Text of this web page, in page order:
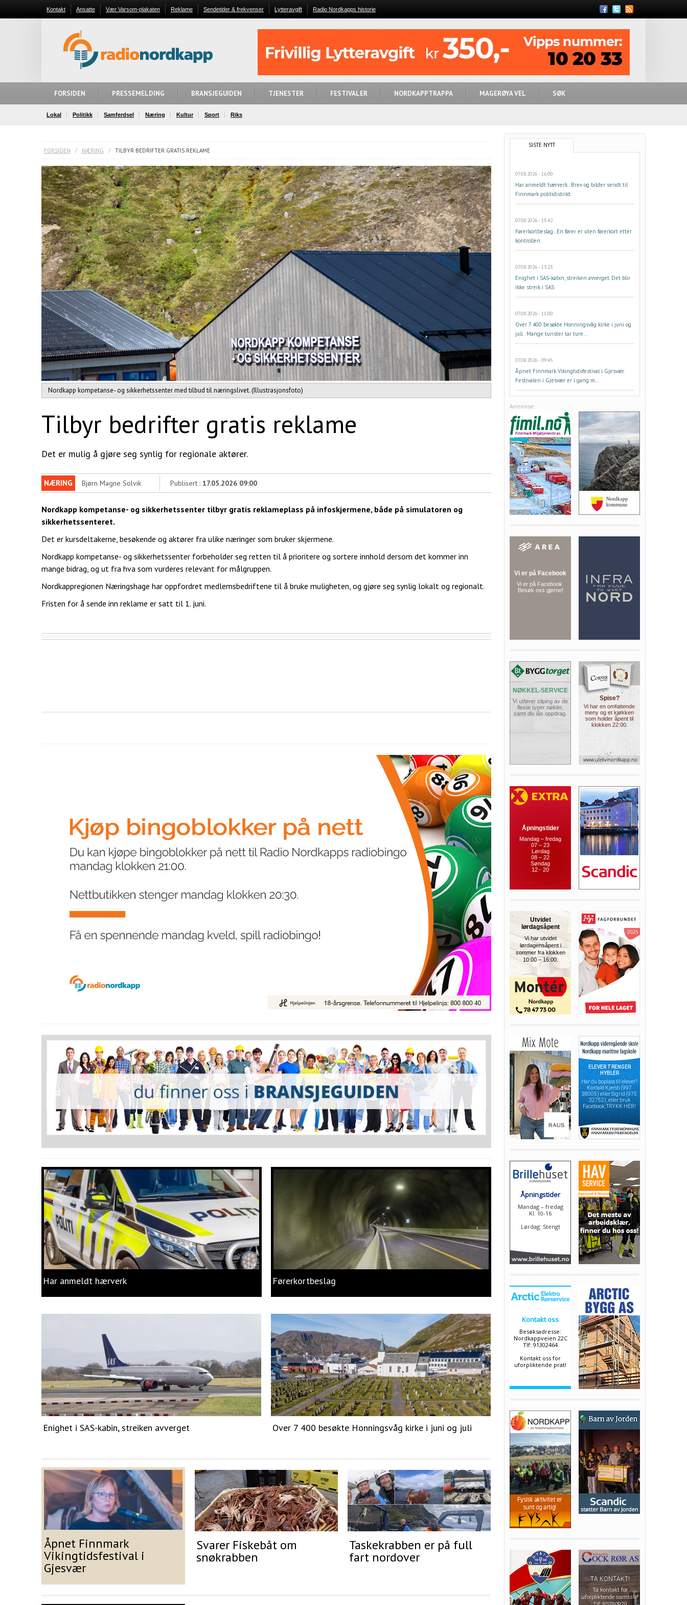
Kontakt Ansatte Vær Varsom-plakaten Reklame Sendetider & frekvenser Lytteravgift
Radio Nordkapps historie
Feed
FORSIDEN PRESSEMELDING BRANSJEGUIDEN TJENESTER FESTIVALER NORDKAPPTRAPPA MAGERØYA VEL SØK
Lokal Politikk Samferdsel Næring Kultur Sport Riks
FORSIDEN / NÆRING / TILBYR BEDRIFTER GRATIS REKLAME
Nordkapp kompetanse- og sikkerhetssenter med tilbud til næringslivet. (Illustrasjonsfoto)
Tilbyr bedrifter gratis reklame
Det er mulig å gjøre seg synlig for regionale aktører.
NÆRING Bjørn Magne Solvik Publisert : 17.05.2026 09:00
Nordkapp kompetanse- og sikkerhetssenter tilbyr gratis reklameplass på infoskjermene, både på simulatoren og
sikkerhetssenteret.
Det er kursdeltakerne, besøkende og aktører fra ulike næringer som bruker skjermene.
Nordkapp kompetanse- og sikkerhetssenter forbeholder seg retten til å prioritere og sortere innhold dersom det kommer inn
mange bidrag, og ut fra hva som vurderes relevant for målgruppen.
Nordkappregionen Næringshage har oppfordret medlemsbedriftene til å bruke muligheten, og gjøre seg synlig lokalt og regionalt.
Fristen for å sende inn reklame er satt til 1. juni.
Har anmeldt hærverk Førerkortbeslag
Enighet i SAS-kabin, streiken avverget Over 7 400 besøkte Honningsvåg kirke i juni og juli
Åpnet Finnmark
Vikingtidsfestival i
Gjesvær
Svarer Fiskebåt om
snøkrabben
Taskekrabben er på full
fart nordover
SISTE NYTT
07.08.2026 - 16:00
Har anmeldt hærverk . Brev og bilder sendt til
Finnmark politidistrikt.
07.08.2026 - 15:42
Førerkortbeslag . En fører er uten førerkort etter
kontrollen.
07.08.2026 - 13:23
Enighet i SAS-kabin, streiken avverget. Det blir
ikke streik i SAS.
07.08.2026 - 11:00
Over 7 400 besøkte Honningsvåg kirke i juni og
juli . Mange turister tar ture...
07.08.2026 - 09:45
Åpnet Finnmark Vikingtidsfestival i Gjesvær.
Festivalen i Gjesvær er i gang m...
Annonse: